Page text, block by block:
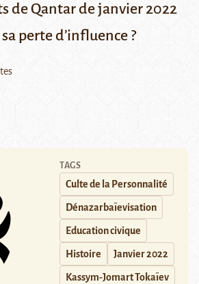
de Qantar de janvier 2022
perte d’influence ?
TAGS
Culte de la Personnalité
Dénazarbaïevisation
Education civique
Histoire Janvier 2022
Kassym-Jomart Tokaïev